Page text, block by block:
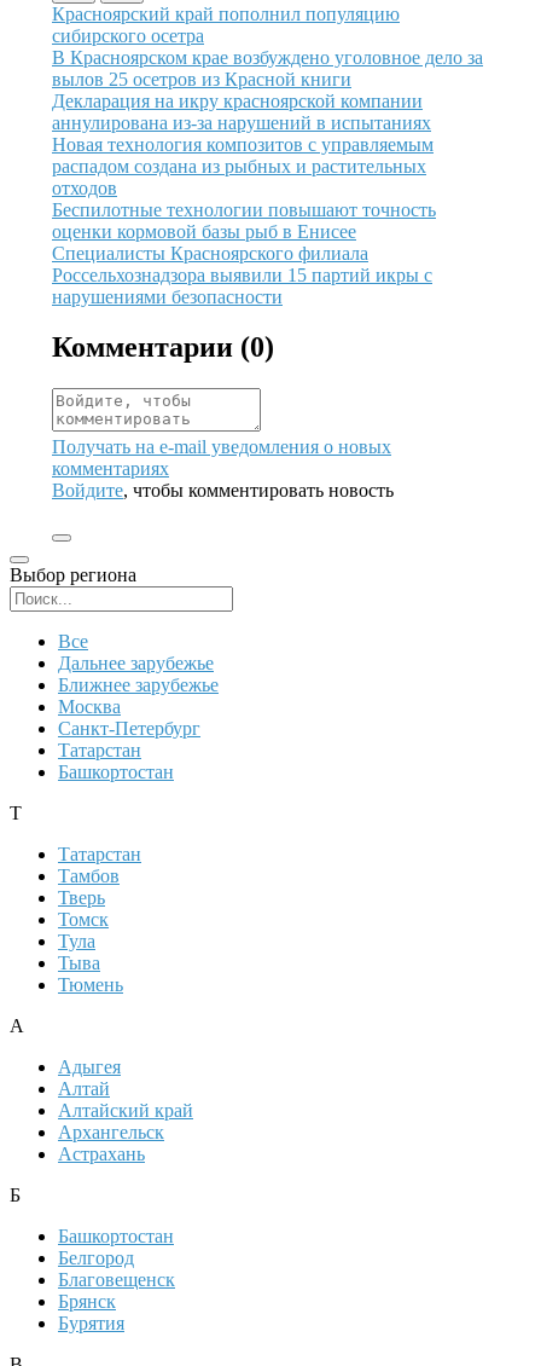
Иллюстрация новости
Красноярский край пополнил популяцию
сибирского осетра
Иллюстрация новости
В Красноярском крае возбуждено уголовное дело за
вылов 25 осетров из Красной книги
Иллюстрация новости
Декларация на икру красноярской компании
аннулирована из-за нарушений в испытаниях
Иллюстрация новости
Новая технология композитов с управляемым
распадом создана из рыбных и растительных
отходов
Иллюстрация новости
Беспилотные технологии повышают точность
оценки кормовой базы рыб в Енисее
Иллюстрация новости
Специалисты Красноярского филиала
Россельхознадзора выявили 15 партий икры с
нарушениями безопасности
Комментарии (0)
Получать на e‑mail уведомления о новых
комментариях
Войдите, чтобы комментировать новость
Выбор региона
Все
Дальнее зарубежье
Ближнее зарубежье
Москва
Санкт-Петербург
Татарстан
Башкортостан
Т
Татарстан
Тамбов
Тверь
Томск
Тула
Тыва
Тюмень
А
Адыгея
Алтай
Алтайский край
Архангельск
Астрахань
Б
Башкортостан
Белгород
Благовещенск
Брянск
Бурятия